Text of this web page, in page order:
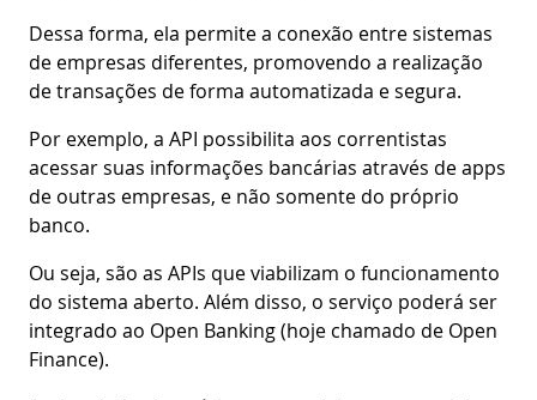
Dessa forma, ela permite a conexão entre sistemas
de empresas diferentes, promovendo a realização
de transações de forma automatizada e segura.
Por exemplo, a API possibilita aos correntistas
acessar suas informações bancárias através de apps
de outras empresas, e não somente do próprio
banco.
Ou seja, são as APIs que viabilizam o funcionamento
do sistema aberto. Além disso, o serviço poderá ser
integrado ao Open Banking (hoje chamado de Open
Finance).